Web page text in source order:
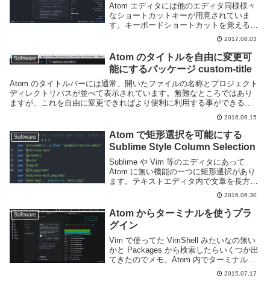
Atom エディタには他のエディタ同様様々
なショートカットキーが用意されていま
す。キーボードショートカットを覚える事
で作業を効率化できますが、多すぎて全て
覚えるのは現実的ではありませんね。
Atom エディタを利用しているのであれば
keyb...
2017.08.03
Software
Atom のタイトルを自由に変更可
能にするパッケージ custom-title
Atom のタイトルバーには通常、開いたファイルの名称とプロジェクト
ディレクトリパスが並べて表示されています。無難なところではあり
ますが、これを自由に変更できればより便利に利用する事ができるで
2016.09.15
Software
Atom で矩形選択を可能にする
Sublime Style Column Selection
Sublime や Vim 等のエディタにあって
Atom に無い機能の一つに矩形選択があり
ます。テキストエディタ内で文章を長方形
の形に選択する機能で、ある箇所を一括で
編集するような場面で便利です。Atom で
矩形選択を行うにはパッケージを...
2016.06.30
Software
Atom からターミナルを使うプラ
グイン
Vim で使ってた VimShell みたいなの無い
かと Packages から検索したらいくつか出
てきたのでメモ。Atom 内でターミナルを
使うどうせなら atom 内で完結させたい。
Atom Term2Atom 内でターミナルを開く事
2015.07.17